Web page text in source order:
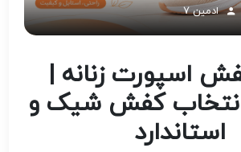
ادمین 7
اسپورت زنانه |
انتخاب کفش شیک و
استاندارد